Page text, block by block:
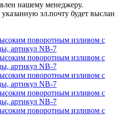
нашему менеджеру.
эл.почту будет выслан